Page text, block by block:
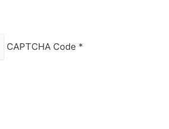
CAPTCHA Code *